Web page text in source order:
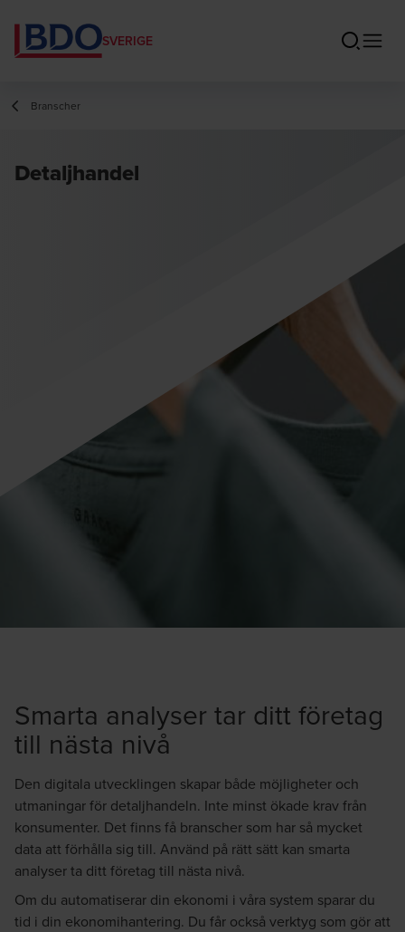
SVERIGE
Branscher
Detaljhandel
Smarta analyser tar ditt företag
till nästa nivå
Den digitala utvecklingen skapar både möjligheter och
utmaningar för detaljhandeln. Inte minst ökade krav från
konsumenter. Det finns få branscher som har så mycket
data att förhålla sig till. Använd på rätt sätt kan smarta
analyser ta ditt företag till nästa nivå.
Om du automatiserar din ekonomi i våra system sparar du
tid i din ekonomihantering. Du får också verktyg som gör att